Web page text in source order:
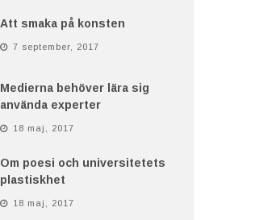
Att smaka på konsten
7 september, 2017
Medierna behöver lära sig
använda experter
18 maj, 2017
Om poesi och universitetets
plastiskhet
18 maj, 2017